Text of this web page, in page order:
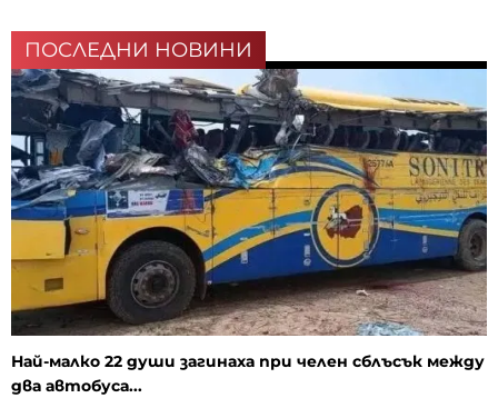
ПОСЛЕДНИ НОВИНИ
Най-малко 22 души загинаха при челен сблъсък между
два автобуса...